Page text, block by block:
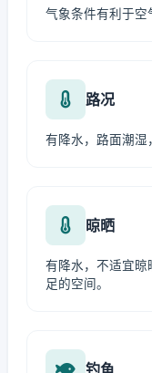
气象条件有利于空
路况
有降水，路面潮湿
晾晒
有降水，不适宜晾
足的空间。
钓鱼